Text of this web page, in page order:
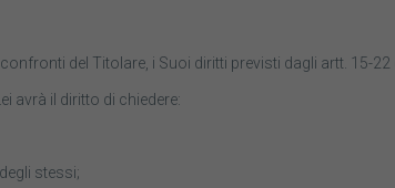
del Titolare, i Suoi diritti previsti dagli artt. 15-22
avrà il diritto di chiedere:
stessi;